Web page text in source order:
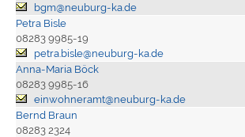
bgm@neuburg-ka.de
Petra Bisle
08283 9985-19
petra.bisle@neuburg-ka.de
Anna-Maria Böck
08283 9985-16
einwohneramt@neuburg-ka.de
Bernd Braun
08283 2324